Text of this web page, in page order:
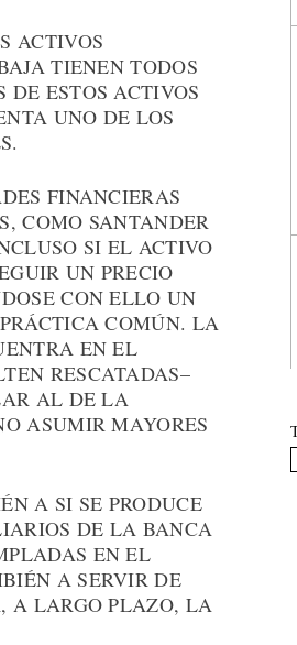
ACTIVOS
TIENEN TODOS
DE ESTOS ACTIVOS
UNO DE LOS
FINANCIERAS
COMO SANTANDER
SI EL ACTIVO
UN PRECIO
CON ELLO UN
COMÚN. LA
EN EL
RESCATADAS–
AL DE LA
ASUMIR MAYORES
A SI SE PRODUCE
DE LA BANCA
EN EL
A SERVIR DE
A LARGO PLAZO, LA